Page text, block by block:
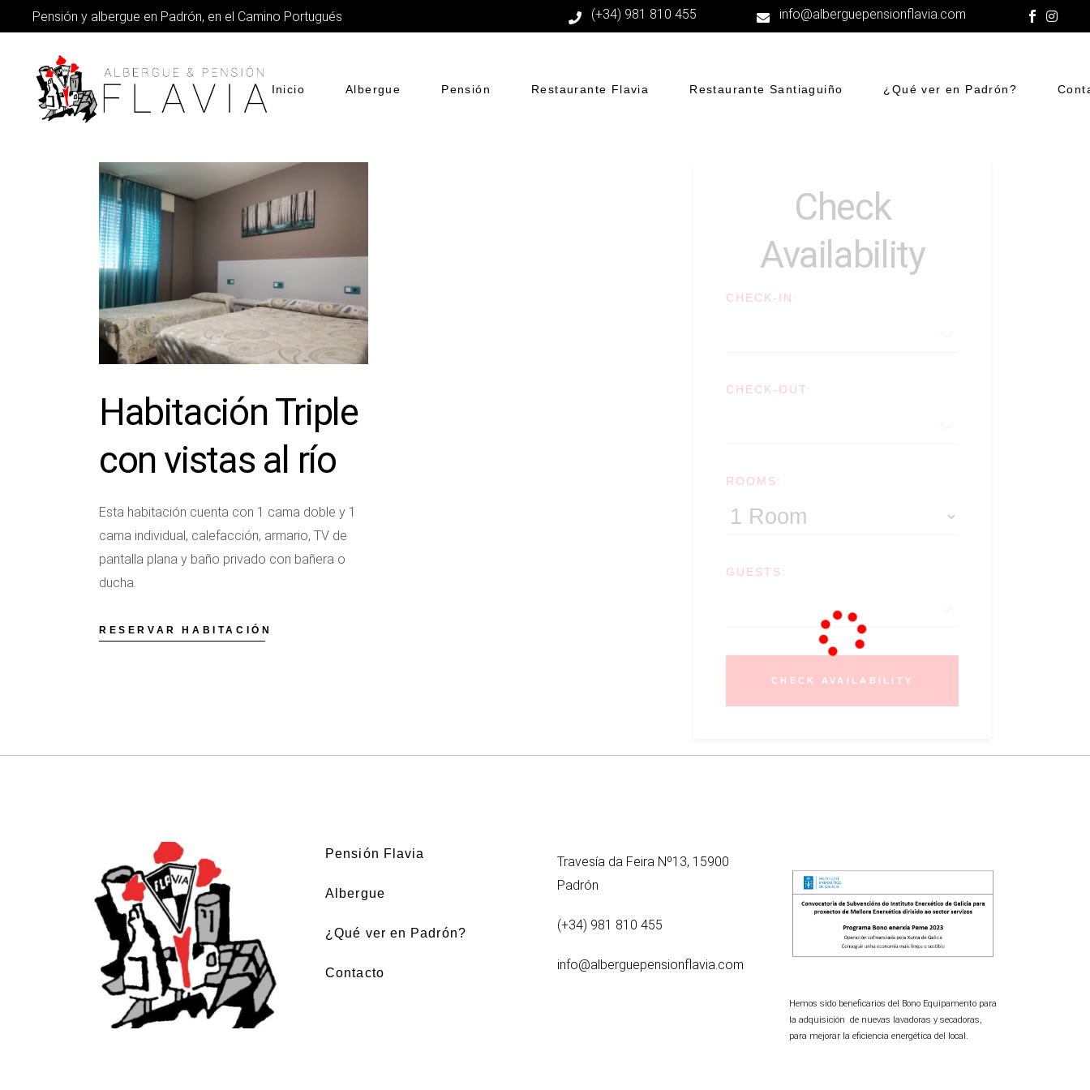
Pensión y albergue en Padrón, en el Camino Portugués (+34) 981 810 455 info@alberguepensionflavia.com
Inicio Albergue Pensión Restaurante Flavia Restaurante Santiaguiño ¿Qué ver en Padrón?
Habitación Triple
con vistas al río
Esta habitación cuenta con 1 cama doble y 1
cama individual, calefacción, armario, TV de
pantalla plana y baño privado con bañera o
ducha.
RESERVAR HABITACIÓN
Check
Availability
CHECK-IN:
CHECK-OUT:
ROOMS:
GUESTS:
CHECK AVAILABILITY
Pensión Flavia
Albergue
¿Qué ver en Padrón?
Contacto
Travesía da Feira Nº13, 15900
Padrón
(+34) 981 810 455
info@alberguepensionflavia.com
Hemos sido beneficarios del Bono Equipamento para
la adquisición de nuevas lavadoras y secadoras,
para mejorar la eficiencia energética del local.